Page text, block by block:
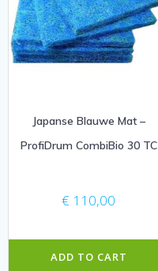
Japanse Blauwe Mat –
ProfiDrum CombiBio 30 TC
€ 110,00
ADD TO CART